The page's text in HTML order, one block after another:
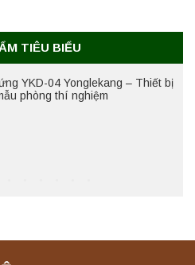
TIÊU BIỂU
YKD-04 Yonglekang – Thiết bị
phòng thí nghiệm